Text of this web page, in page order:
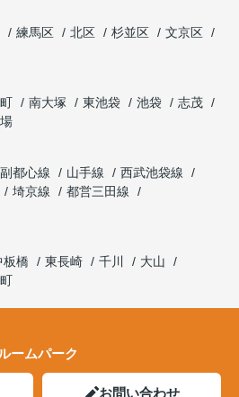
練馬区 北区 杉並区
文京区
南大塚 東池袋 池袋
志茂
副都心線 山手線
西武池袋線
埼京線
都営三田線
板橋 東長崎 千川
大山
ームパーク
お問い合わせ